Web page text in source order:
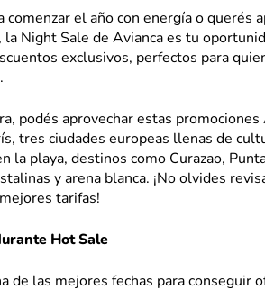
comenzar el año con energía o querés
Night Sale de Avianca es tu
exclusivos, perfectos para
podés aprovechar estas promociones
tres ciudades europeas llenas de
la playa, destinos como Curazao,
y arena blanca. ¡No olvides
tarifas!
Hot Sale
de las mejores fechas para conseguir